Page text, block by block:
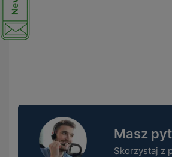
Masz
Skorzystaj z